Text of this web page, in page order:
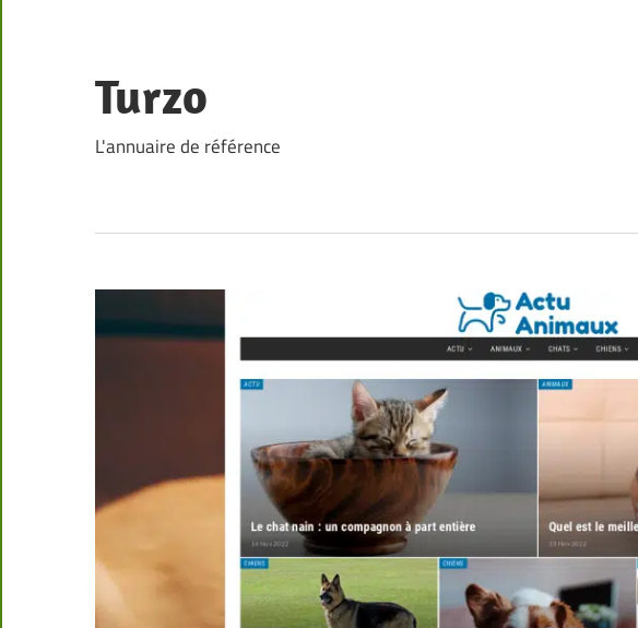
content
Turzo
L'annuaire de référence